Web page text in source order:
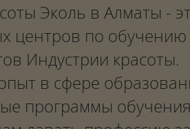
Эколь в Алматы -
центров по обучению
Индустрии красоты.
в сфере
программы